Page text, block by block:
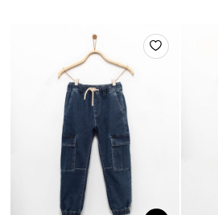
הוסף
למועדפים